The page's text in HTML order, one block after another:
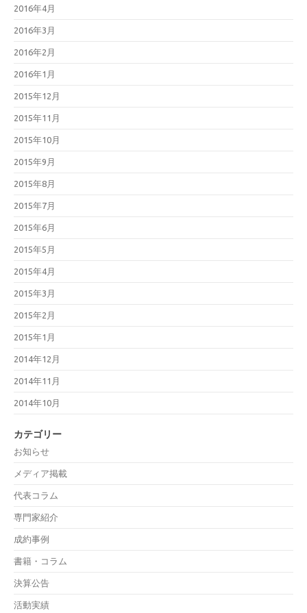
2016年4月
2016年3月
2016年2月
2016年1月
2015年12月
2015年11月
2015年10月
2015年9月
2015年8月
2015年7月
2015年6月
2015年5月
2015年4月
2015年3月
2015年2月
2015年1月
2014年12月
2014年11月
2014年10月
カテゴリー
お知らせ
メディア掲載
代表コラム
専門家紹介
成約事例
書籍・コラム
決算公告
活動実績